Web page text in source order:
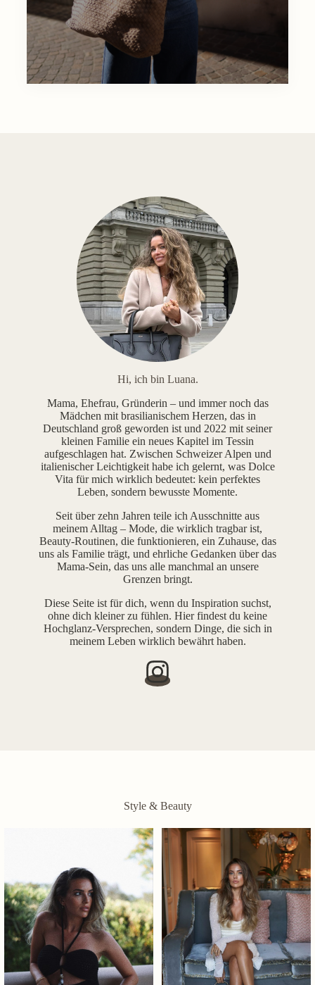
Hi, ich bin Luana.
Mama, Ehefrau, Gründerin – und immer noch das
Mädchen mit brasilianischem Herzen, das in
Deutschland groß geworden ist und 2022 mit seiner
kleinen Familie ein neues Kapitel im Tessin
aufgeschlagen hat. Zwischen Schweizer Alpen und
italienischer Leichtigkeit habe ich gelernt, was Dolce
Vita für mich wirklich bedeutet: kein perfektes
Leben, sondern bewusste Momente.
Seit über zehn Jahren teile ich Ausschnitte aus
meinem Alltag – Mode, die wirklich tragbar ist,
Beauty-Routinen, die funktionieren, ein Zuhause, das
uns als Familie trägt, und ehrliche Gedanken über das
Mama-Sein, das uns alle manchmal an unsere
Grenzen bringt.
Diese Seite ist für dich, wenn du Inspiration suchst,
ohne dich kleiner zu fühlen. Hier findest du keine
Hochglanz-Versprechen, sondern Dinge, die sich in
meinem Leben wirklich bewährt haben.
Style & Beauty